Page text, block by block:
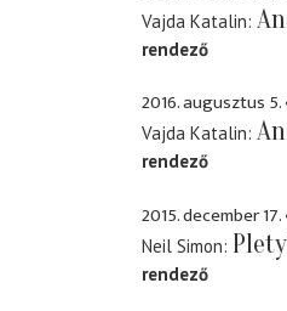
Vajda Katalin
rendező
2016. augusztus 5.
Vajda Katalin
rendező
2015. december 17.
Neil Simon
rendező